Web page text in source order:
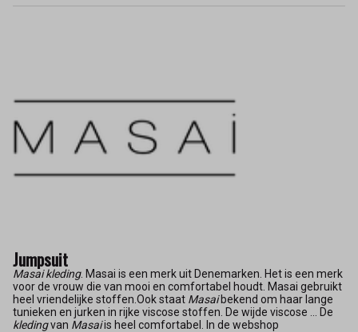
Jumpsuit
Masai kleding. Masai is een merk uit Denemarken. Het is een merk
voor de vrouw die van mooi en comfortabel houdt. Masai gebruikt
heel vriendelijke stoffen.Ook staat Masaibekend om haar lange
tunieken en jurken in rijke viscose stoffen. De wijde viscose ... De
kledingvan Masaiis heel comfortabel. In de webshop